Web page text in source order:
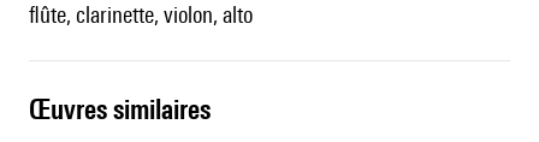
flûte, clarinette, violon, alto
œuvres similaires